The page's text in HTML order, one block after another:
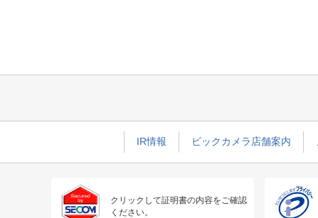
IR情報 ビックカメラ店舗案内
クリックして証明書の内容をご確認
ください。